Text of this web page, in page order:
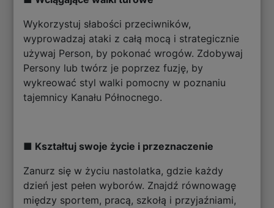
Wykorzystuj słabości przeciwników,
wyprowadzaj ataki z całą mocą i strategicznie
używaj Person, by pokonać wrogów. Zdobywaj
Persony lub twórz je poprzez fuzję, by
wykreować styl walki pomocny w poznaniu
tajemnicy Kanału Północnego.
■ Kształtuj swoje życie i przeznaczenie
Zanurz się w życiu nastolatka, gdzie każdy
dzień jest pełen wyborów. Znajdź równowagę
między sportem, pracą, szkołą i przyjaźniami,